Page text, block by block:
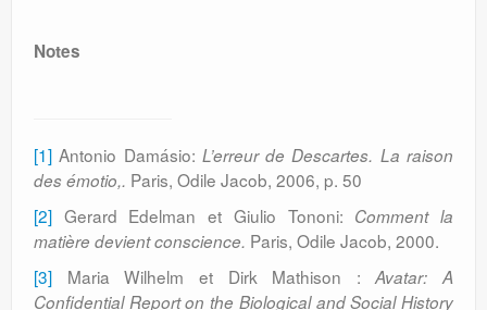
Notes
[1] Antonio Damásio: L’erreur de Descartes. La raison
des émotio,. Paris, Odile Jacob, 2006, p. 50
[2] Gerard Edelman et Giulio Tononi: Comment la
matière devient conscience. Paris, Odile Jacob, 2000.
[3] Maria Wilhelm et Dirk Mathison : Avatar: A
Confidential Report on the Biological and Social History